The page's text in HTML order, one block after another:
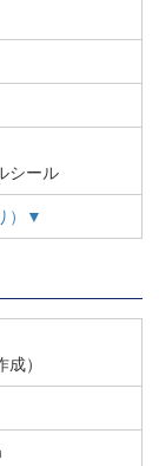
シール
）▼
成）